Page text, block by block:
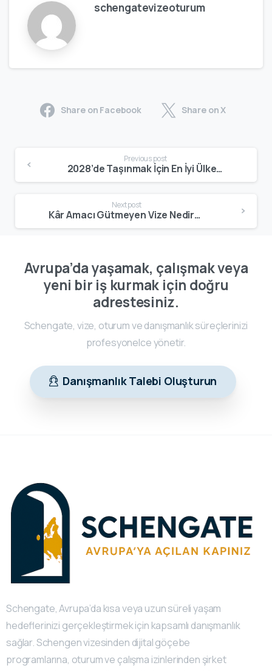
schengatevizeoturum
Share on Facebook Share on X
Previous post
2028’de Taşınmak İçin En İyi Ülkeler: Uzun Vadeli Avrupa Planı Nasıl Kurulur? – Schengate
Next post
Kâr Amacı Gütmeyen Vize Nedir? Çalışmadan Avrupa’da Yaşama Rehberi – 2026
Avrupa’da yaşamak, çalışmak veya
yeni bir iş kurmak için doğru
adrestesiniz.
Schengate, vize, oturum ve danışmanlık süreçlerinizi
profesyonelce yönetir.
Danışmanlık Talebi Oluşturun
Schengate, Avrupa’da kısa veya uzun süreli yaşam
hedeflerinizi gerçekleştirmek için kapsamlı danışmanlık
sağlar. Schengen vizesinden dijital göçebe
programlarına, oturum ve çalışma izinlerinden şirket